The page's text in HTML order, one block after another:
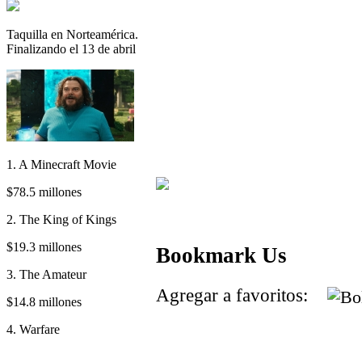
Taquilla en Norteamérica.
Finalizando el 13 de abril
1. A Minecraft Movie
$78.5 millones
2. The King of Kings
$19.3 millones
3. The Amateur
$14.8 millones
4. Warfare
Bookmark Us
Agregar a favoritos: